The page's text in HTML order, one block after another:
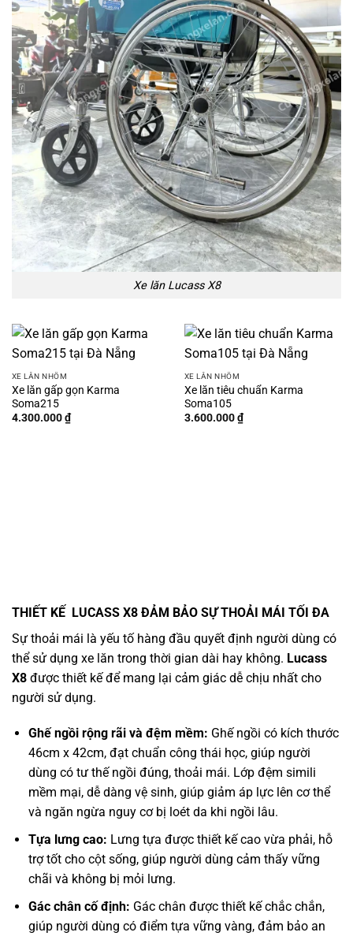
Xe lăn Lucass X8
XE LĂN NHÔM
Xe lăn gấp gọn Karma
Soma215
4.300.000₫
XE LĂN NHÔM
Xe lăn tiêu chuẩn Karma
Soma105
3.600.000₫
THIẾT KẾ LUCASS X8 ĐẢM BẢO SỰ THOẢI MÁI TỐI ĐA
Sự thoải mái là yếu tố hàng đầu quyết định người dùng có
thể sử dụng xe lăn trong thời gian dài hay không. Lucass
X8 được thiết kế để mang lại cảm giác dễ chịu nhất cho
người sử dụng.
Ghế ngồi rộng rãi và đệm mềm: Ghế ngồi có kích thước
46cm x 42cm, đạt chuẩn công thái học, giúp người
dùng có tư thế ngồi đúng, thoải mái. Lớp đệm simili
mềm mại, dễ dàng vệ sinh, giúp giảm áp lực lên cơ thể
và ngăn ngừa nguy cơ bị loét da khi ngồi lâu.
Tựa lưng cao: Lưng tựa được thiết kế cao vừa phải, hỗ
trợ tốt cho cột sống, giúp người dùng cảm thấy vững
chãi và không bị mỏi lưng.
Gác chân cố định: Gác chân được thiết kế chắc chắn,
giúp người dùng có điểm tựa vững vàng, đảm bảo an